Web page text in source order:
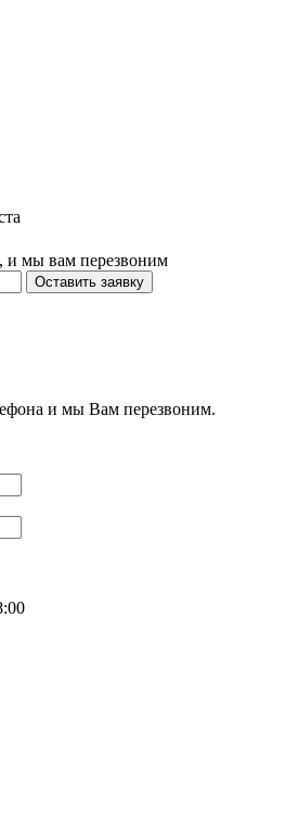
и мы вам перезвоним
и мы Вам перезвоним.